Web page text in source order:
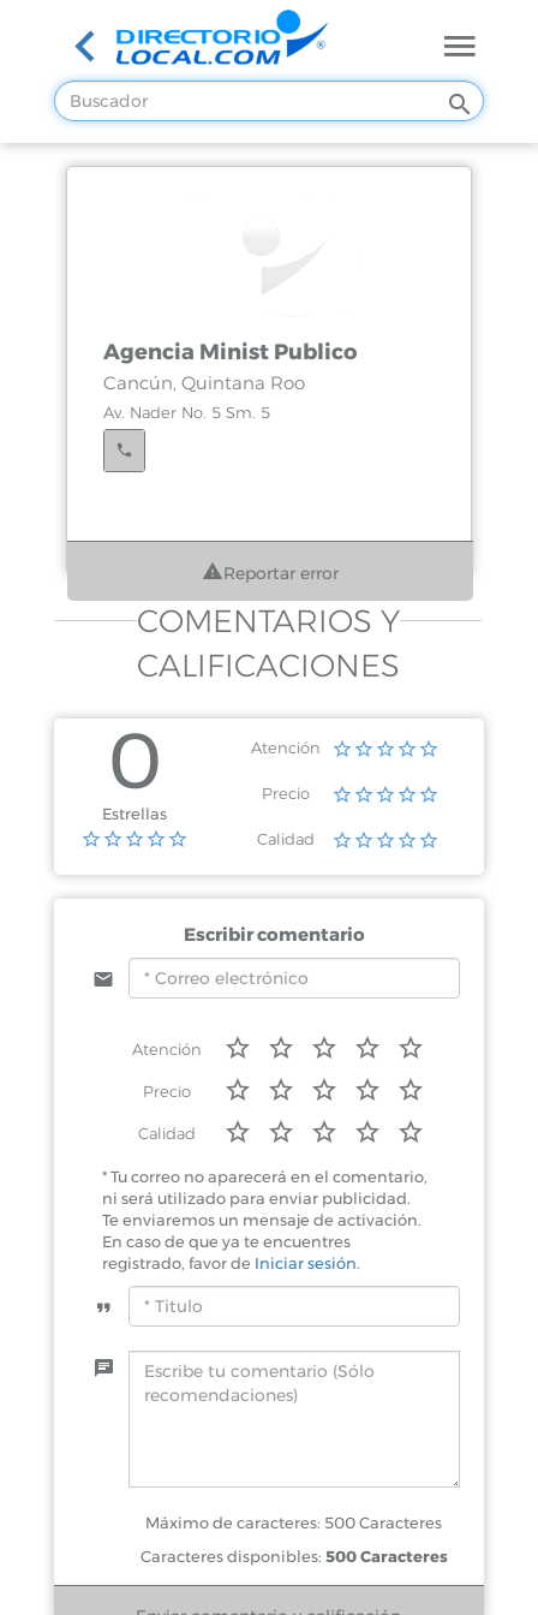
Agencia Minist Publico
Cancún, Quintana Roo
Av. Nader No. 5 Sm. 5
Reportar error
COMENTARIOS Y
CALIFICACIONES
0
Estrellas
Atención
Precio
Calidad
Escribir comentario
Atención
Precio
Calidad
* Tu correo no aparecerá en el comentario,
ni será utilizado para enviar publicidad.
Te enviaremos un mensaje de activación.
En caso de que ya te encuentres
registrado, favor de Iniciar sesión.
Máximo de caracteres: 500 Caracteres
Caracteres disponibles: 500 Caracteres